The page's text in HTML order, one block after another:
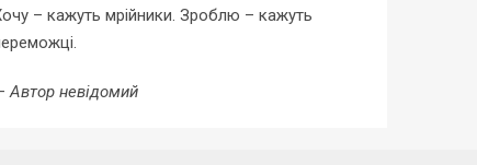
– кажуть мрійники. Зроблю – кажуть
Автор невідомий